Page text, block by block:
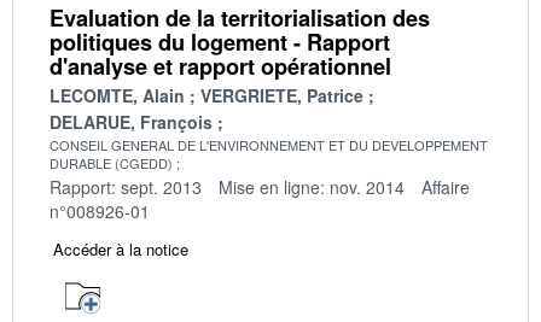
Evaluation de la territorialisation des
politiques du logement - Rapport
d'analyse et rapport opérationnel
LECOMTE, Alain
VERGRIETE, Patrice
DELARUE, François
CONSEIL GENERAL DE L'ENVIRONNEMENT ET DU DEVELOPPEMENT
DURABLE (CGEDD)
Rapport: sept. 2013 Mise en ligne: nov. 2014
Affaire
n°008926-01
Accéder à la notice